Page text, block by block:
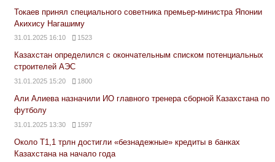
Токаев принял специального советника премьер-министра Японии
Акихису Нагашиму
31.01.2025 16:10 1523
Казахстан определился с окончательным списком потенциальных
строителей АЭС
31.01.2025 15:20 1800
Али Алиева назначили ИО главного тренера сборной Казахстана по
футболу
31.01.2025 13:30 1597
Около Т1,1 трлн достигли «безнадежные» кредиты в банках
Казахстана на начало года